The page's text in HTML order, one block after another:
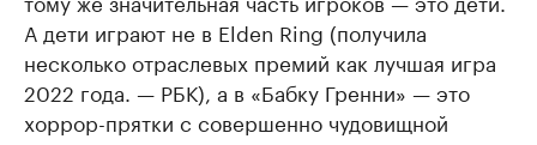
А дети играют не в Elden Ring (получила
несколько отраслевых премий как лучшая игра
2022 года. — РБК), а в «Бабку Гренни» — это
хоррор-прятки с совершенно чудовищной